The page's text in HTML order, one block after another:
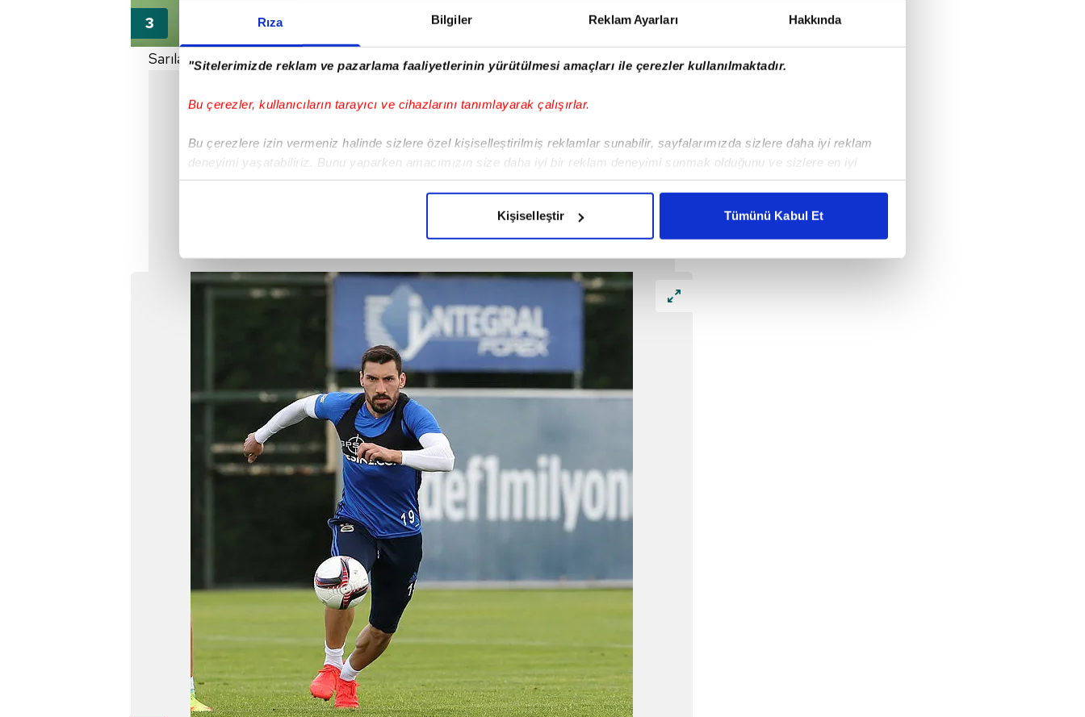
Rıza Bilgiler Reklam Ayarları Hakkında
"Sitelerimizde reklam ve pazarlama faaliyetlerinin yürütülmesi amaçları ile çerezler kullanılmaktadır.
Bu çerezler, kullanıcıların tarayıcı ve cihazlarını tanımlayarak çalışırlar.
Bu çerezlere izin vermeniz halinde sizlere özel kişiselleştirilmiş reklamlar sunabilir, sayfalarımızda sizlere daha iyi reklam
deneyimi yaşatabiliriz. Bunu yaparken amacımızın size daha iyi bir reklam deneyimi sunmak olduğunu ve sizlere en iyi
içerikleri sunabilmek adına elimizden gelen çabayı gösterdiğimizi ve bu noktada, reklamların maliyetlerimizi karşılamak
Her halükârda, kullanıcılar, bu çerezlere izin vermedikleri takdirde, kullanıcılara hedefli reklamlar gösterilmeyecektir."
Sizlere daha iyi bir hizmet sunabilmek için İnternet Sitemizde kendimize ve üçüncü kişilere ait çerezler kullanılmaktadır. Bu
çerezler vasıtasıyla çeşitli kişisel verileriniz işlenmekte olup gerekli olan çerezler bilgi toplumu hizmetlerinin sunulması
amacıyla kullanılmaktadır. Diğer çerezler, sitemizin daha işlevsel kılınması ve kişiselleştirilmesi ve sizlere yönelik
reklam/pazarlama faaliyetlerinin yapılması, amaçlarıyla sınırlı olarak açık rızanız dahilinde kullanılacaktır.
Çerezlere ilişkin tercihlerinizi aşağıda yer alan panel vasıtasıyla belirleyebilirsiniz. Çerezlere ilişkin detaylı bilgi için Ayarlar
butonuna tıklayabilir,Çerez Bilgilendirme Metnimiziziyaret edebilirsiniz.
6698 sayılı Kişisel Verilerin Korunması Kanunu uyarınca hazırlanmış Aydınlatma Metnimizi okumak ve sitemizde ilgili
mevzuata uygun olarak kullanılan çerezlerle ilgili bilgi almak için lütfen
Kişiselleştir Tümünü Kabul Et
Sarılacivertliler, tecrübeli oyuncuya 3 yıllık yeni sözleşme önerecek.